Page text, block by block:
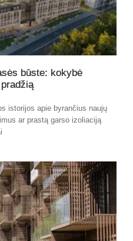
būste: kokybė
istorijos apie byrančius naujų
ar prastą garso izoliaciją